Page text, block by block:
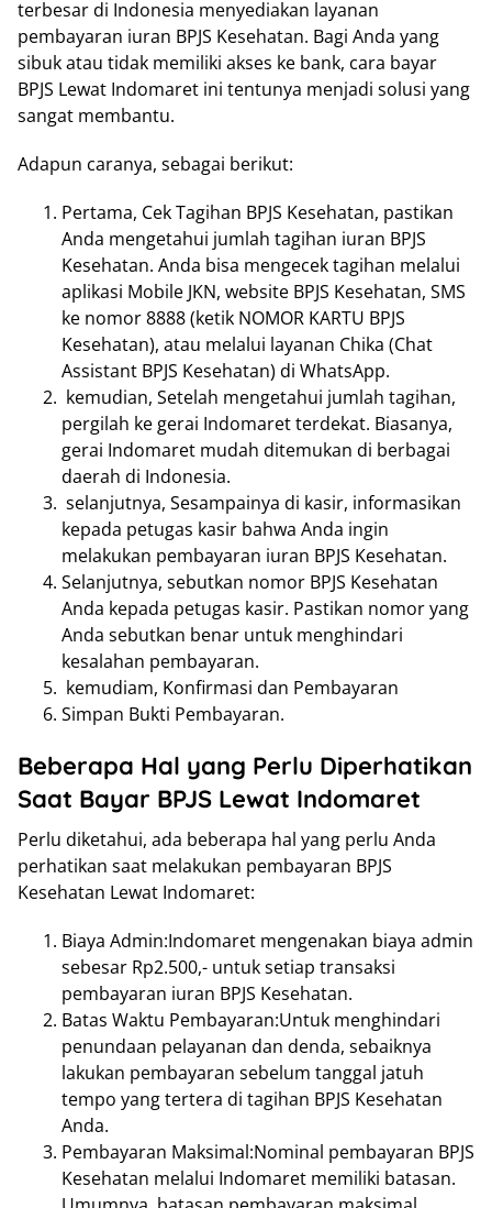
terbesar di Indonesia menyediakan layanan
pembayaran iuran BPJS Kesehatan. Bagi Anda yang
sibuk atau tidak memiliki akses ke bank, cara bayar
BPJS Lewat Indomaret ini tentunya menjadi solusi yang
sangat membantu.
Adapun caranya, sebagai berikut:
Pertama, Cek Tagihan BPJS Kesehatan, pastikan
Anda mengetahui jumlah tagihan iuran BPJS
Kesehatan. Anda bisa mengecek tagihan melalui
aplikasi Mobile JKN, website BPJS Kesehatan, SMS
ke nomor 8888 (ketik NOMOR KARTU BPJS
Kesehatan), atau melalui layanan Chika (Chat
Assistant BPJS Kesehatan) di WhatsApp.
kemudian, Setelah mengetahui jumlah tagihan,
pergilah ke gerai Indomaret terdekat. Biasanya,
gerai Indomaret mudah ditemukan di berbagai
daerah di Indonesia.
selanjutnya, Sesampainya di kasir, informasikan
kepada petugas kasir bahwa Anda ingin
melakukan pembayaran iuran BPJS Kesehatan.
Selanjutnya, sebutkan nomor BPJS Kesehatan
Anda kepada petugas kasir. Pastikan nomor yang
Anda sebutkan benar untuk menghindari
kesalahan pembayaran.
kemudiam, Konfirmasi dan Pembayaran
Simpan Bukti Pembayaran.
Beberapa Hal yang Perlu Diperhatikan
Saat Bayar BPJS Lewat Indomaret
Perlu diketahui, ada beberapa hal yang perlu Anda
perhatikan saat melakukan pembayaran BPJS
Kesehatan Lewat Indomaret:
Biaya Admin:Indomaret mengenakan biaya admin
sebesar Rp2.500,- untuk setiap transaksi
pembayaran iuran BPJS Kesehatan.
Batas Waktu Pembayaran:Untuk menghindari
penundaan pelayanan dan denda, sebaiknya
lakukan pembayaran sebelum tanggal jatuh
tempo yang tertera di tagihan BPJS Kesehatan
Anda.
Pembayaran Maksimal:Nominal pembayaran BPJS
Kesehatan melalui Indomaret memiliki batasan.